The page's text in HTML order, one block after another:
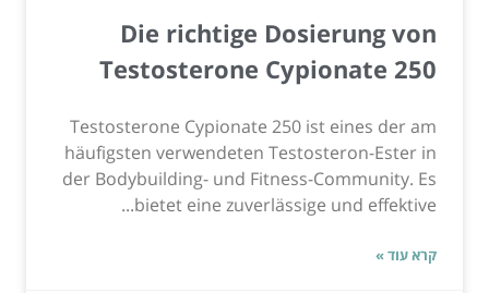
Die richtige Dosierung von
Testosterone Cypionate 250
Testosterone Cypionate 250 ist eines der am
häufigsten verwendeten Testosteron-Ester in
der Bodybuilding- und Fitness-Community. Es
bietet eine zuverlässige und effektive...
קרא עוד »